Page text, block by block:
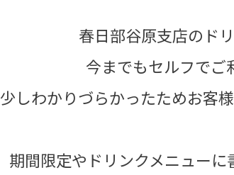
春日部谷原支店のド
今までもセルフでご
少しわかりづらかったためお客
期間限定やドリンクメニュー